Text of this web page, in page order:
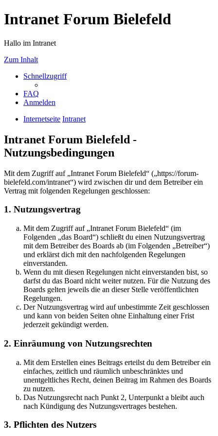
Intranet Forum Bielefeld
Hallo im Intranet
Zum Inhalt
Schnellzugriff
FAQ
Anmelden
Internetseite Intranet
Intranet Forum Bielefeld -
Nutzungsbedingungen
Mit dem Zugriff auf „Intranet Forum Bielefeld“ („https://forum-
bielefeld.com/intranet“) wird zwischen dir und dem Betreiber ein
Vertrag mit folgenden Regelungen geschlossen:
1. Nutzungsvertrag
Mit dem Zugriff auf „Intranet Forum Bielefeld“ (im
Folgenden „das Board“) schließt du einen Nutzungsvertrag
mit dem Betreiber des Boards ab (im Folgenden „Betreiber“)
und erklärst dich mit den nachfolgenden Regelungen
einverstanden.
Wenn du mit diesen Regelungen nicht einverstanden bist, so
darfst du das Board nicht weiter nutzen. Für die Nutzung des
Boards gelten jeweils die an dieser Stelle veröffentlichten
Regelungen.
Der Nutzungsvertrag wird auf unbestimmte Zeit geschlossen
und kann von beiden Seiten ohne Einhaltung einer Frist
jederzeit gekündigt werden.
2. Einräumung von Nutzungsrechten
Mit dem Erstellen eines Beitrags erteilst du dem Betreiber ein
einfaches, zeitlich und räumlich unbeschränktes und
unentgeltliches Recht, deinen Beitrag im Rahmen des Boards
zu nutzen.
Das Nutzungsrecht nach Punkt 2, Unterpunkt a bleibt auch
nach Kündigung des Nutzungsvertrages bestehen.
3. Pflichten des Nutzers